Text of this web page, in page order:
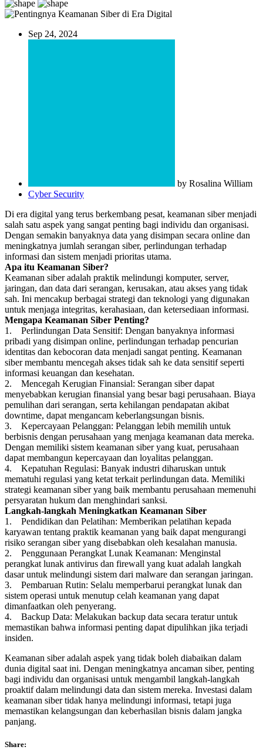
Sep 24, 2024
by Rosalina William
Cyber Security
Di era digital yang terus berkembang pesat, keamanan siber menjadi
salah satu aspek yang sangat penting bagi individu dan organisasi.
Dengan semakin banyaknya data yang disimpan secara online dan
meningkatnya jumlah serangan siber, perlindungan terhadap
informasi dan sistem menjadi prioritas utama.
Apa itu Keamanan Siber?
Keamanan siber adalah praktik melindungi komputer, server,
jaringan, dan data dari serangan, kerusakan, atau akses yang tidak
sah. Ini mencakup berbagai strategi dan teknologi yang digunakan
untuk menjaga integritas, kerahasiaan, dan ketersediaan informasi.
Mengapa Keamanan Siber Penting?
1. Perlindungan Data Sensitif: Dengan banyaknya informasi
pribadi yang disimpan online, perlindungan terhadap pencurian
identitas dan kebocoran data menjadi sangat penting. Keamanan
siber membantu mencegah akses tidak sah ke data sensitif seperti
informasi keuangan dan kesehatan.
2. Mencegah Kerugian Finansial: Serangan siber dapat
menyebabkan kerugian finansial yang besar bagi perusahaan. Biaya
pemulihan dari serangan, serta kehilangan pendapatan akibat
downtime, dapat mengancam keberlangsungan bisnis.
3. Kepercayaan Pelanggan: Pelanggan lebih memilih untuk
berbisnis dengan perusahaan yang menjaga keamanan data mereka.
Dengan memiliki sistem keamanan siber yang kuat, perusahaan
dapat membangun kepercayaan dan loyalitas pelanggan.
4. Kepatuhan Regulasi: Banyak industri diharuskan untuk
mematuhi regulasi yang ketat terkait perlindungan data. Memiliki
strategi keamanan siber yang baik membantu perusahaan memenuhi
persyaratan hukum dan menghindari sanksi.
Langkah-langkah Meningkatkan Keamanan Siber
1. Pendidikan dan Pelatihan: Memberikan pelatihan kepada
karyawan tentang praktik keamanan yang baik dapat mengurangi
risiko serangan siber yang disebabkan oleh kesalahan manusia.
2. Penggunaan Perangkat Lunak Keamanan: Menginstal
perangkat lunak antivirus dan firewall yang kuat adalah langkah
dasar untuk melindungi sistem dari malware dan serangan jaringan.
3. Pembaruan Rutin: Selalu memperbarui perangkat lunak dan
sistem operasi untuk menutup celah keamanan yang dapat
dimanfaatkan oleh penyerang.
4. Backup Data: Melakukan backup data secara teratur untuk
memastikan bahwa informasi penting dapat dipulihkan jika terjadi
insiden.
Keamanan siber adalah aspek yang tidak boleh diabaikan dalam
dunia digital saat ini. Dengan meningkatnya ancaman siber, penting
bagi individu dan organisasi untuk mengambil langkah-langkah
proaktif dalam melindungi data dan sistem mereka. Investasi dalam
keamanan siber tidak hanya melindungi informasi, tetapi juga
memastikan kelangsungan dan keberhasilan bisnis dalam jangka
panjang.
Share: